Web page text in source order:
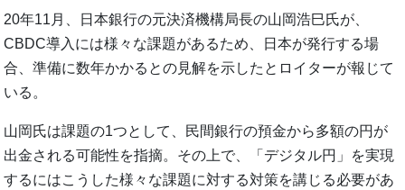
20年11月、日本銀行の元決済機構局長の山岡浩巳氏が、
CBDC導入には様々な課題があるため、日本が発行する場
合、準備に数年かかるとの見解を示したとロイターが報じて
いる。
山岡氏は課題の1つとして、民間銀行の預金から多額の円が
出金される可能性を指摘。その上で、「デジタル円」を実現
するにはこうした様々な課題に対する対策を講じる必要があ